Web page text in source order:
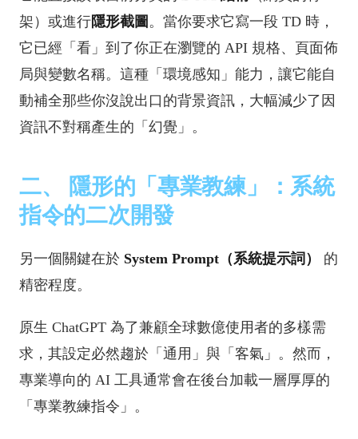
架）或進行隱形截圖 。當你要求它寫一段 TD 時，
它已經「看」到了你正在瀏覽的 API 規格、頁面佈
局與變數名稱。這種「環境感知」能力，讓它能自
動補全那些你沒說出口的背景資訊，大幅減少了因
資訊不對稱產生的「幻覺」。
二、 隱形的「專業教練」：系統
指令的二次開發
另一個關鍵在於 System Prompt（系統提示詞）
的
精密程度。
原生 ChatGPT 為了兼顧全球數億使用者的多樣需
求，其設定必然趨於「通用」與「客氣」。然而，
專業導向的 AI 工具通常會在後台加載一層厚厚的
「專業教練指令」。